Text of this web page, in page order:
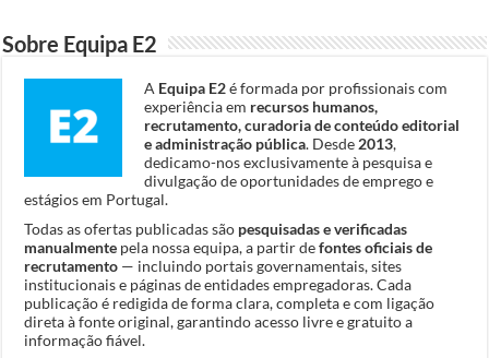
Sobre Equipa E2
A Equipa E2é formada por profissionais com
experiência em recursos humanos,
recrutamento, curadoria de conteúdo editorial
e administração pública. Desde 2013,
dedicamo-nos exclusivamente à pesquisa e
divulgação de oportunidades de emprego e
estágios em Portugal.
Todas as ofertas publicadas são pesquisadas e verificadas
manualmente pela nossa equipa, a partir defontes oficiais de
recrutamento — incluindo portais governamentais, sites
institucionais e páginas de entidades empregadoras. Cada
publicação é redigida de forma clara, completa e com ligação
direta à fonte original, garantindo acesso livre e gratuito a
informação fiável.